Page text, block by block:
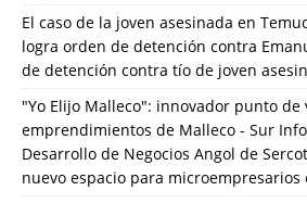
El caso de la joven asesinada en
logra orden de detención contra
de detención contra tío de joven
"Yo Elijo Malleco": innovador punto de
emprendimientos de Malleco - Sur
Desarrollo de Negocios Angol de
nuevo espacio para microempresarios